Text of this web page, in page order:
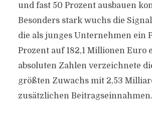
und fast 50 Prozent ausbauen
Besonders stark wuchs die
die als junges Unternehmen ein
Prozent auf 182,1 Millionen Euro
absoluten Zahlen verzeichnete
größten Zuwachs mit 2,53
zusätzlichen Beitragseinnahmen.